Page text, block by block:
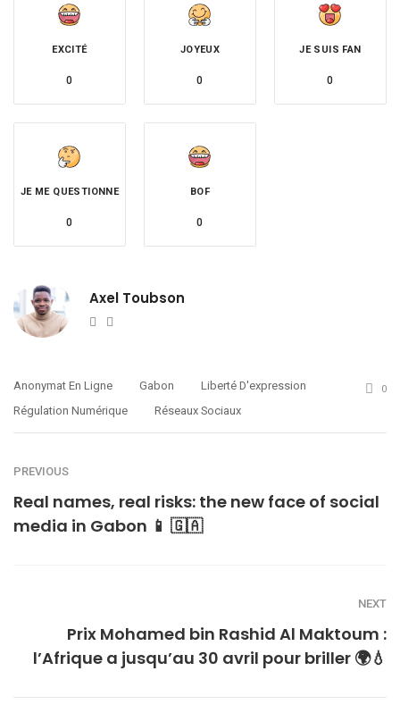
EXCITÉ
0
JOYEUX
0
JE SUIS FAN
0
JE ME QUESTIONNE
0
BOF
0
Axel Toubson
Website
Anonymat En Ligne Gabon
Liberté D'expression
Régulation Numérique
Réseaux Sociaux
0
PREVIOUS
Real names, real risks: the new face of social
media in Gabon 📱 🇬🇦
NEXT
Prix Mohamed bin Rashid Al Maktoum :
l’Afrique a jusqu’au 30 avril pour briller 🌍💧